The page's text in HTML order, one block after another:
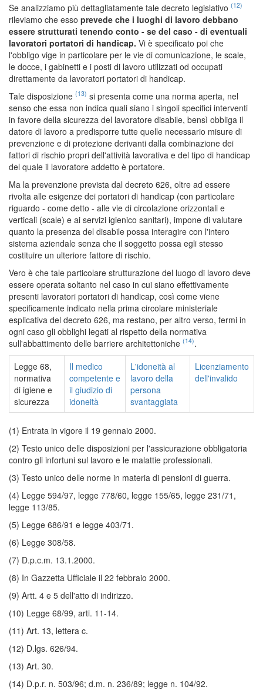
Se analizziamo più dettagliatamente tale decreto legislativo (12)
rileviamo che esso prevede che i luoghi di lavoro debbano
essere strutturati tenendo conto - se del caso - di eventuali
lavoratori portatori di handicap. Vi è specificato poi che
l'obbligo vige in particolare per le vie di comunicazione, le scale,
le docce, i gabinetti e i posti di lavoro utilizzati od occupati
direttamente da lavoratori portatori di handicap.
Tale disposizione (13) si presenta come una norma aperta, nel
senso che essa non indica quali siano i singoli specifici interventi
in favore della sicurezza del lavoratore disabile, bensì obbliga il
datore di lavoro a predisporre tutte quelle necessario misure di
prevenzione e di protezione derivanti dalla combinazione dei
fattori di rischio propri dell'attività lavorativa e del tipo di handicap
del quale il lavoratore addetto è portatore.
Ma la prevenzione prevista dal decreto 626, oltre ad essere
rivolta alle esigenze dei portatori di handicap (con particolare
riguardo - come detto - alle vie di circolazione orizzontali e
verticali (scale) e ai servizi igienico sanitari), impone di valutare
quanto la presenza del disabile possa interagire con l'intero
sistema aziendale senza che il soggetto possa egli stesso
costituire un ulteriore fattore di rischio.
Vero è che tale particolare strutturazione del luogo di lavoro deve
essere operata soltanto nel caso in cui siano effettivamente
presenti lavoratori portatori di handicap, così come viene
specificamente indicato nella prima circolare ministeriale
esplicativa del decreto 626, ma restano, per altro verso, fermi in
ogni caso gli obblighi legati al rispetto della normativa
sull'abbattimento delle barriere architettoniche (14).
Legge 68,
normativa
di igiene e
sicurezza
Il medico
competente e
il giudizio di
idoneità
L'idoneità al
lavoro della
persona
svantaggiata
Licenziamento
dell'invalido
(1) Entrata in vigore il 19 gennaio 2000.
(2) Testo unico delle disposizioni per l'assicurazione obbligatoria
contro gli infortuni sul lavoro e le malattie professionali.
(3) Testo unico delle norme in materia di pensioni di guerra.
(4) Legge 594/97, legge 778/60, legge 155/65, legge 231/71,
legge 113/85.
(5) Legge 686/91 e legge 403/71.
(6) Legge 308/58.
(7) D.p.c.m. 13.1.2000.
(8) In Gazzetta Ufficiale il 22 febbraio 2000.
(9) Artt. 4 e 5 dell'atto di indirizzo.
(10) Legge 68/99, arti. 11-14.
(11) Art. 13, lettera c.
(12) D.lgs. 626/94.
(13) Art. 30.
(14) D.p.r. n. 503/96; d.m. n. 236/89; legge n. 104/92.